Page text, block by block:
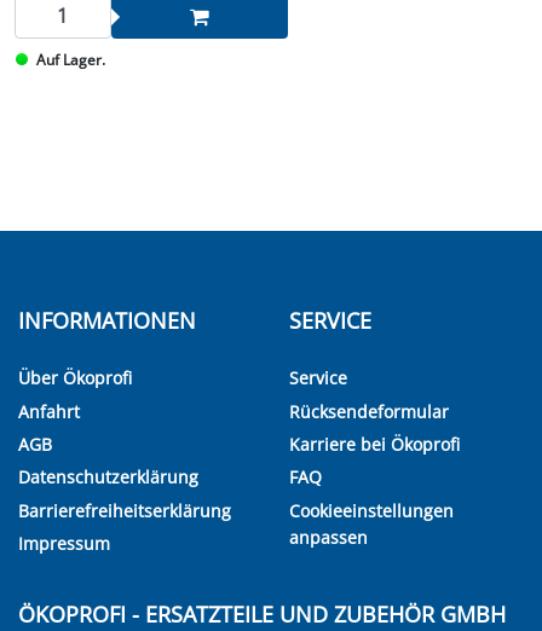
Auf Lager.
INFORMATIONEN
Über Ökoprofi
Anfahrt
AGB
Datenschutzerklärung
Barrierefreiheitserklärung
Impressum
SERVICE
Service
Rücksendeformular
Karriere bei Ökoprofi
FAQ
Cookieeinstellungen
anpassen
ÖKOPROFI - ERSATZTEILE UND ZUBEHÖR GMBH